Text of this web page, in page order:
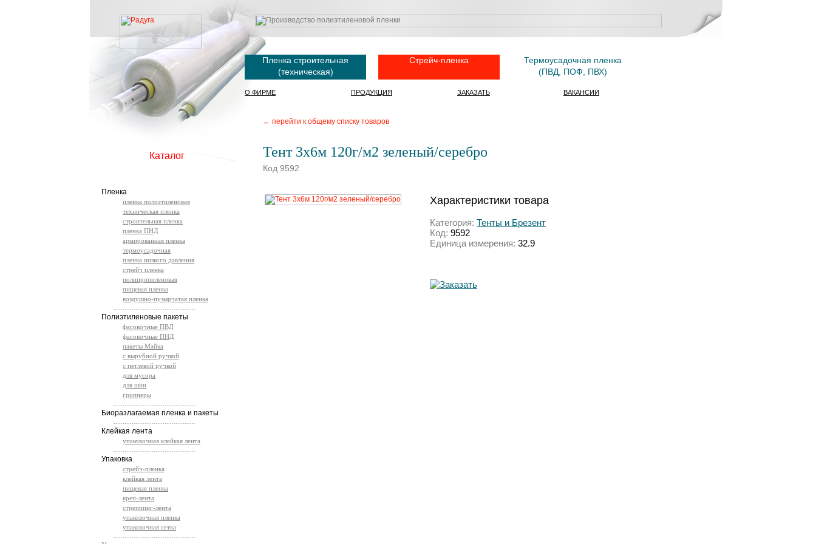
Пленка строительная
(техническая)
Стрейч-пленка
Термоусадочная пленка
(ПВД, ПОФ, ПВХ)
О ФИРМЕ ПРОДУКЦИЯ ЗАКАЗАТЬ ВАКАНСИИ
← перейти к общему списку товаров
Тент 3х6м 120г/м2 зеленый/серебро
Код 9592
Характеристики товара
Категория: Тенты и Брезент
Код: 9592
Единица измерения: 32.9
Каталог
Пленка
пленка полиэтиленовая
техническая пленка
строительная пленка
пленка ПНД
армированная пленка
термоусадочная
пленка низкого давления
стрейч пленка
полипропиленовая
пищевая пленка
воздушно-пузырчатая пленка
Полиэтиленовые пакеты
фасовочные ПВД
фасовочные ПНД
пакеты Майка
с вырубной ручкой
с петлевой ручкой
для мусора
для шин
грипперы
Биоразлагаемая пленка и пакеты
Клейкая лента
упаковочная клейкая лента
Упаковка
стрейч-пленка
клейкая лента
пищевая пленка
креп-лента
стреппинг-лента
упаковочная пленка
упаковочная сетка